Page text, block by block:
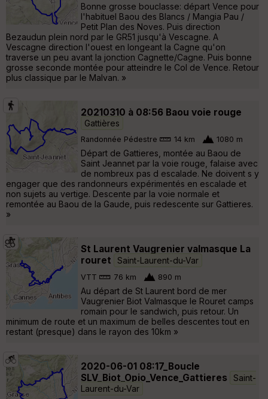
Bonne grosse bouclasse: départ Vence pour
l'habituel Baou des Blancs / Mangia Pau /
Petit Plan des Noves. Puis direction
Bezaudun plein nord par le GR51 jusqu'à Vescagne. A
Vescagne direction l'ouest en longeant la Cagne qu'on
traverse un peu avant la jonction Cagnette/Cagne. Puis bonne
grosse seconde montée pour atteindre le Col de Vence. Retour
plus classique par le Malvan. »
20210310 à 08:56 Baou voie rouge
Gattières
Randonnée Pédestre 14 km 1080 m
Départ de Gattieres, montée au Baou de
Saint Jeannet par la voie rouge, falaise avec
de nombreux pas d escalade. Ne doivent s y
engager que des randonneurs expérimentés en escalade et
non sujets au vertige. Descente par la voie normale et
remontée au Baou de la Gaude, puis redescente sur Gattieres.
»
St Laurent Vaugrenier valmasque La
rouret
Saint-Laurent-du-Var
VTT 76 km 890 m
Au départ de St Laurent bord de mer
Vaugrenier Biot Valmasque le Rouret camps
romain pour le sandwich, puis retour. Un
minimum de route et un maximum de belles descentes tout en
restant (presque) dans le rayon des 10km »
2020-06-01 08:17_Boucle
SLV_Biot_Opio_Vence_Gattieres
Saint-
Laurent-du-Var